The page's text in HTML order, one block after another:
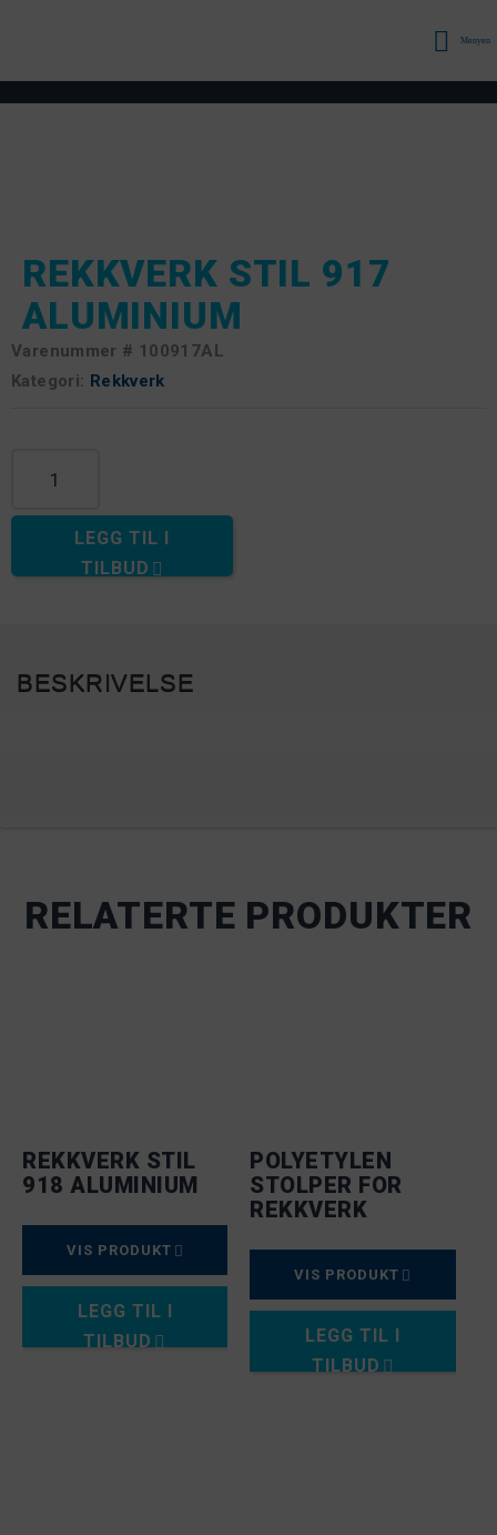
Menyen
REKKVERK STIL 917
ALUMINIUM
Varenummer # 100917AL
Kategori: Rekkverk
LEGG TIL I
TILBUD
BESKRIVELSE
RELATERTE PRODUKTER
REKKVERK STIL
918 ALUMINIUM
VIS PRODUKT
LEGG TIL I
TILBUD
POLYETYLEN
STOLPER FOR
REKKVERK
VIS PRODUKT
LEGG TIL I
TILBUD